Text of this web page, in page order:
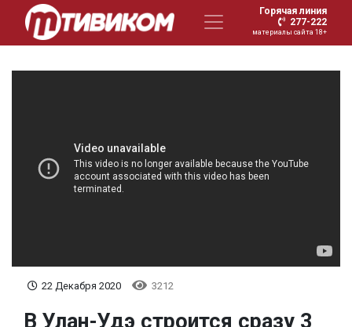
Горячая линия
277-222
материалы сайта 18+
22 Декабря 2020 3212
В Улан-Удэ строится сразу 3